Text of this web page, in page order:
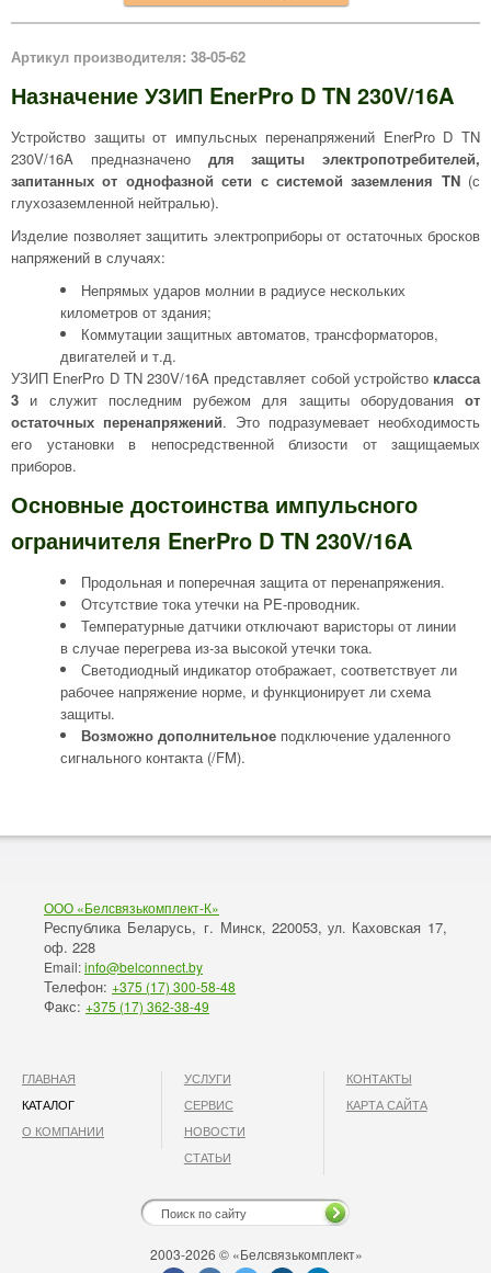
Артикул производителя: 38-05-62
Назначение УЗИП EnerPro D TN 230V/16A
Устройство защиты от импульсных перенапряжений EnerPro D TN
230V/16A предназначено для защиты электропотребителей,
запитанных от однофазной сети с системой заземления TN(с
глухозаземленной нейтралью).
Изделие позволяет защитить электроприборы от остаточных бросков
напряжений в случаях:
Непрямых ударов молнии в радиусе нескольких
километров от здания;
Коммутации защитных автоматов, трансформаторов,
двигателей и т.д.
УЗИП EnerPro D TN 230V/16A представляет собой устройство класса
3 и служит последним рубежом для защиты оборудования от
остаточных перенапряжений. Это подразумевает необходимость
его установки в непосредственной близости от защищаемых
приборов.
Основные достоинства импульсного
ограничителя EnerPro D TN 230V/16A
Продольная и поперечная защита от перенапряжения.
Отсутствие тока утечки на PE-проводник.
Температурные датчики отключают варисторы от линии
в случае перегрева из-за высокой утечки тока.
Светодиодный индикатор отображает, соответствует ли
рабочее напряжение норме, и функционирует ли схема
защиты.
Возможно дополнительное подключение удаленного
сигнального контакта (/FM).
ООО «Белсвязькомплект-К»
Республика Беларусь, г. Минск, 220053, ул. Каховская 17,
оф. 228
Email:info@belconnect.by
Телефон: +375 (17) 300-58-48
Факс: +375 (17) 362-38-49
ГЛАВНАЯ
КАТАЛОГ
О КОМПАНИИ
УСЛУГИ
СЕРВИС
НОВОСТИ
СТАТЬИ
КОНТАКТЫ
КАРТА САЙТА
2003-2026 © «Белсвязькомплект»